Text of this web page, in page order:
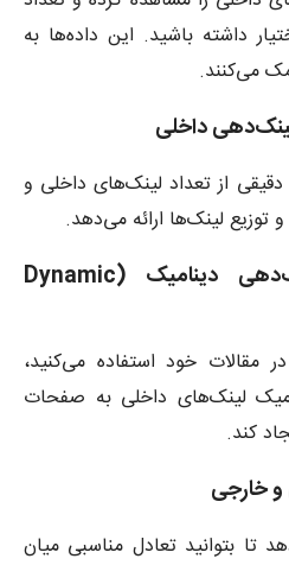
داشته باشید. این داده‌ها به
می‌کنند.
دقیقی از تعداد لینک‌های داخلی و
لینک‌ها ارائه می‌دهد.
۶. قابلیت تنظیم لینک‌دهی دینامیک (Dynamic
مقالات خود استفاده می‌کنید،
لینک‌های داخلی به صفحات
کند.
تا بتوانید تعادل مناسبی میان